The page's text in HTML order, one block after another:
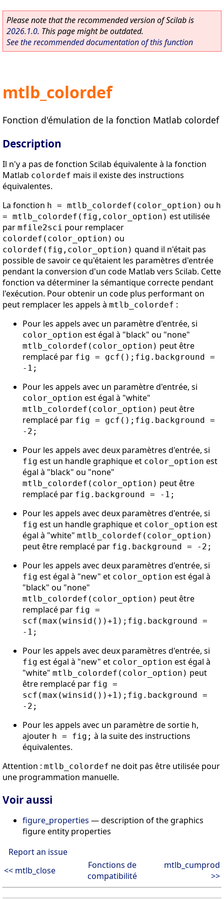
Please note that the recommended version of Scilab is
2026.1.0. This page might be outdated.
See the recommended documentation of this function
mtlb_colordef
Fonction d'émulation de la fonction Matlab colordef
Description
Il n'y a pas de fonction Scilab équivalente à la fonction
Matlab colordef mais il existe des instructions
équivalentes.
La fonction h = mtlb_colordef(color_option) ou h
= mtlb_colordef(fig,color_option) est utilisée
par mfile2sci pour remplacer
colordef(color_option) ou
colordef(fig,color_option) quand il n'était pas
possible de savoir ce qu'étaient les paramètres d'entrée
pendant la conversion d'un code Matlab vers Scilab. Cette
fonction va déterminer la sémantique correcte pendant
l'exécution. Pour obtenir un code plus performant on
peut remplacer les appels à mtlb_colordef :
Pour les appels avec un paramètre d'entrée, si
color_option est égal à "black" ou "none"
mtlb_colordef(color_option) peut être
remplacé par fig = gcf();fig.background =
-1;
Pour les appels avec un paramètre d'entrée, si
color_option est égal à "white"
mtlb_colordef(color_option) peut être
remplacé par fig = gcf();fig.background =
-2;
Pour les appels avec deux paramètres d'entrée, si
fig est un handle graphique et color_option est
égal à "black" ou "none"
mtlb_colordef(color_option) peut être
remplacé par fig.background = -1;
Pour les appels avec deux paramètres d'entrée, si
fig est un handle graphique et color_option est
égal à "white" mtlb_colordef(color_option)
peut être remplacé par fig.background = -2;
Pour les appels avec deux paramètres d'entrée, si
fig est égal à "new" et color_option est égal à
"black" ou "none"
mtlb_colordef(color_option) peut être
remplacé par fig =
scf(max(winsid())+1);fig.background =
-1;
Pour les appels avec deux paramètres d'entrée, si
fig est égal à "new" et color_option est égal à
"white" mtlb_colordef(color_option) peut
être remplacé par fig =
scf(max(winsid())+1);fig.background =
-2;
Pour les appels avec un paramètre de sortie h,
ajouter h = fig; à la suite des instructions
équivalentes.
Attention : mtlb_colordef ne doit pas être utilisée pour
une programmation manuelle.
Voir aussi
figure_properties — description of the graphics
figure entity properties
Report an issue
<< mtlb_close
Fonctions de
compatibilité
mtlb_cumprod
>>